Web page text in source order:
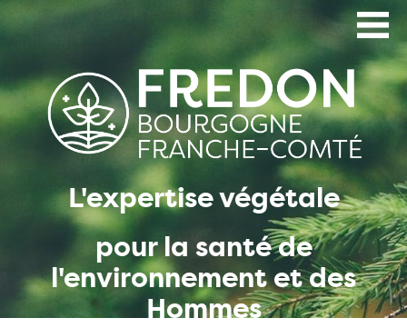
L'expertise végétale
pour la santé de
l'environnement et des
Hommes